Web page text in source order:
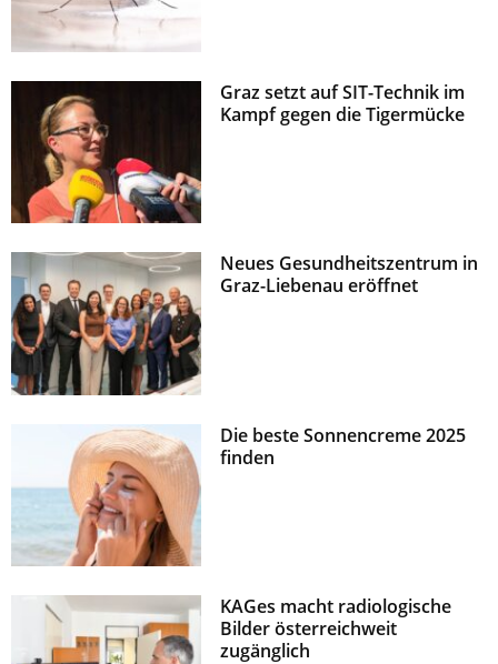
Graz setzt auf SIT-Technik im
Kampf gegen die Tigermücke
Neues Gesundheitszentrum in
Graz-Liebenau eröffnet
Die beste Sonnencreme 2025
finden
KAGes macht radiologische
Bilder österreichweit
zugänglich